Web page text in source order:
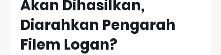
Akan Dihasilkan,
Diarahkan Pengarah
Filem Logan?